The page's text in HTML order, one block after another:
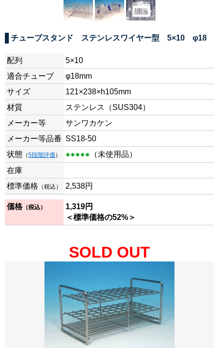
チューブスタンド ステンレスワイヤー型 5×10 φ18
配列
5×10
適合チューブ
φ18mm
サイズ
121×238×h105mm
材質
ステンレス（SUS304）
メーカー等
サンワカケン
メーカー等品番 SS18-50
状態 （5段階評価 ） ●●●●● （未使用品）
在庫
標準価格 （税込） 2,538円
価格（税込） 1,319円
＜標準価格の52%＞
SOLD OUT